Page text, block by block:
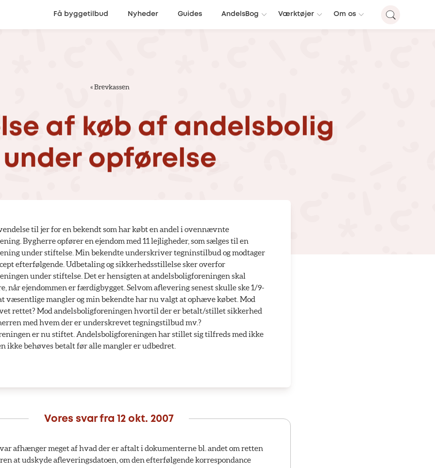
Få byggetilbud Nyheder Guides AndelsBog Værktøjer Om os
«Brevkassen
af køb af andelsbolig
under opførelse
til jer for en bekendt som har købt en andel i ovennævnte
Bygherre opfører en ejendom med 11 lejligheder, som sælges til en
under stiftelse. Min bekendte underskriver tegninstilbud og modtager
efterfølgende. Udbetaling og sikkerhedsstillelse sker overfor
under stiftelse. Det er hensigten at andelsboligforeningen skal
når ejendommen er færdigbygget. Selvom aflevering senest skulle ske 1/9-
væsentlige mangler og min bekendte har nu valgt at ophæve købet. Mod
rettet? Mod andelsboligforeningen hvortil der er betalt/stillet sikkerhed
med hvem der er underskrevet tegningstilbud mv.?
er nu stiftet. Andelsboligforeningen har stillet sig tilfreds med ikke
ikke behøves betalt før alle mangler er udbedret.
Vores svar fra 12 okt. 2007
afhænger meget af hvad der er aftalt i dokumenterne bl. andet om retten
at udskyde afleveringsdatoen, om den efterfølgende korrespondance